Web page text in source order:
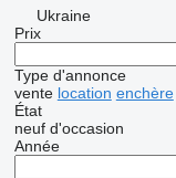
Ukraine
Prix
Type d'annonce
vente location enchère
État
neuf d'occasion
Année